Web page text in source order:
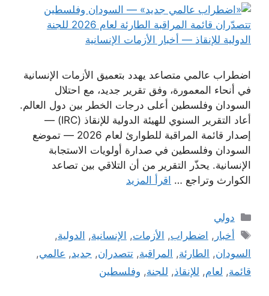
اضطراب عالمي متصاعد يهدد بتعميق الأزمات الإنسانية
في أنحاء المعمورة، وفق تقرير جديد، مع احتلال
السودان وفلسطين أعلى درجات الخطر بين دول العالم.
أعاد التقرير السنوي للهيئة الدولية للإنقاذ (IRC) —
إصدار قائمة المراقبة للطوارئ لعام 2026 — تموضع
السودان وفلسطين في صدارة أولويات الاستجابة
الإنسانية. يحذّر التقرير من أن التلاقي بين تصاعد
الكوارث وتراجع … اقرأ المزيد
التصنيفات
دولي
الوسوم
أخبار , اضطراب, الأزمات, الإنسانية, الدولية,
السودان, الطارئة, المراقبة, تتصدران, جديد, عالمي,
قائمة, لعام, للإنقاذ, للجنة, وفلسطين